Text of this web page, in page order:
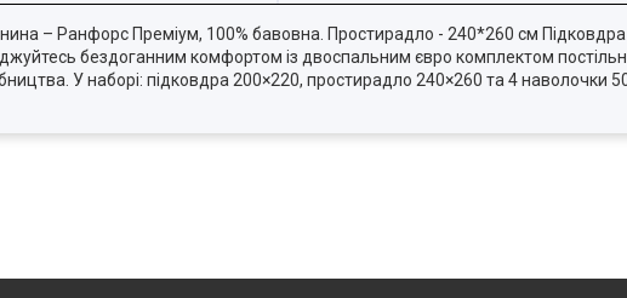
– Ранфорс Преміум, 100% бавовна. Простирадло - 240*260 см
бездоганним комфортом із двоспальним євро комплектом
У наборі: підковдра 200×220, простирадло 240×260 та 4 наволочки